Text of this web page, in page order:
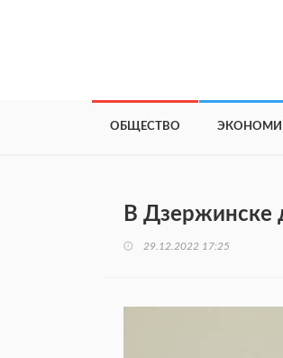
ОБЩЕСТВО
В Дзержинске
29.12.2022 17:25